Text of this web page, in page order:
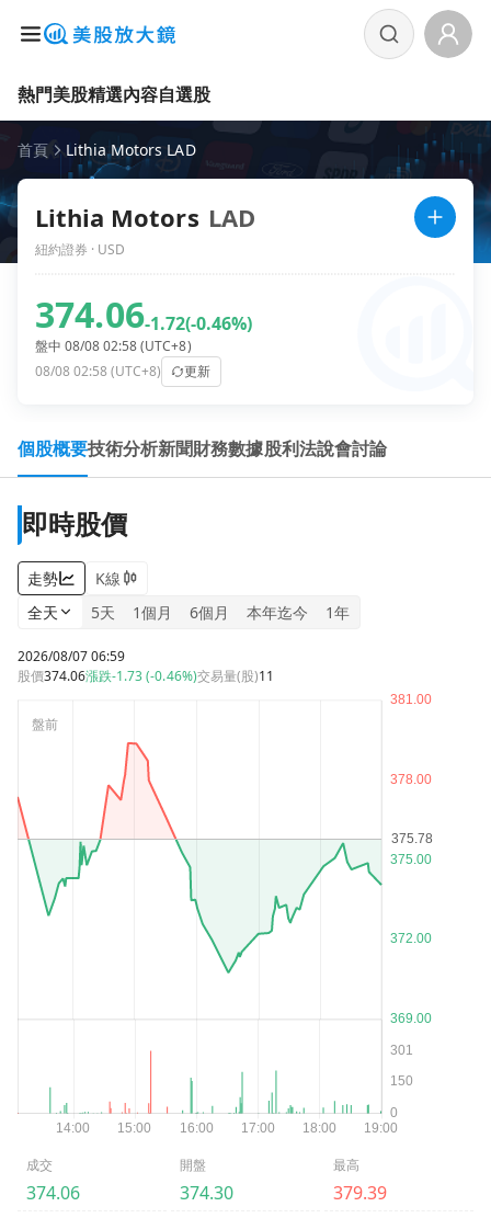
熱門美股精選內容自選股
首頁 Lithia Motors LAD
Lithia Motors LAD
紐約證券 · USD
374.06-1.72(-0.46%)
盤中 08/08 02:58 (UTC+8)
08/08 02:58 (UTC+8)
更新
個股概要技術分析新聞財務數據股利法說會討論
即時股價
走勢
K線
全天
5天 1個月 6個月 本年迄今 1年
2026/08/07 06:59
股價374.06漲跌-1.73 (-0.46%)交易量(股)11
成交
374.06
開盤
374.30
最高
379.39